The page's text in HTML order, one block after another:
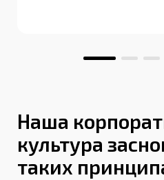
Наша
культура
таких